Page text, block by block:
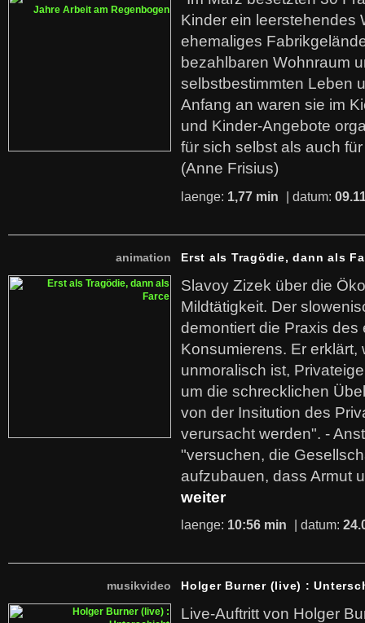
Kinder ein leerstehendes
ehemaliges
bezahlbaren Wohnraum
selbstbestimmten Leben
Anfang an waren sie im
und Kinder-Angebote
für sich selbst als auch
(Anne Frisius)
laenge: 1,77 min | datum:
animation Erst als Tragödie, dann als
Slavoy Zizek über die
Mildtätigkeit. Der
demontiert die Praxis des
Konsumierens. Er erklärt,
unmoralisch ist,
um die schrecklichen
von der Insitution des
verursacht werden". -
"versuchen, die
aufzubauen, dass Armut
weiter
laenge: 10:56 min | datum:
musikvideo Holger Burner (live) :
Live-Auftritt von Holger